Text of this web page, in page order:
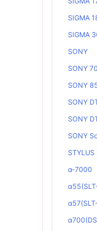
SIGMA
SIGMA
SONY
SONY
SONY
SONY
SONY
SONY
STYLUS
α-7000